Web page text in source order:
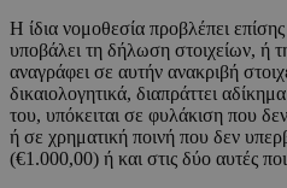
Η ίδια νομοθεσία προβλέπει
υποβάλει τη δήλωση στοιχείων, ή
αναγράφει σε αυτήν ανακριβή
δικαιολογητικά, διαπράττει
του, υπόκειται σε φυλάκιση που
ή σε χρηματική ποινή που δεν
(€1.000,00) ή και στις δύο αυτές